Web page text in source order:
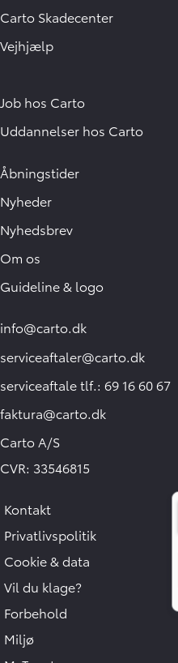
Carto Skadecenter
Vejhjælp
Job hos Carto
Uddannelser hos Carto
Åbningstider
Nyheder
Nyhedsbrev
Om os
Guideline & logo
info@carto.dk
serviceaftaler@carto.dk
serviceaftale tlf.: 69 16 60 67
faktura@carto.dk
Carto A/S
CVR: 33546815
Kontakt
Privatlivspolitik
Cookie & data
Vil du klage?
Forbehold
Miljø